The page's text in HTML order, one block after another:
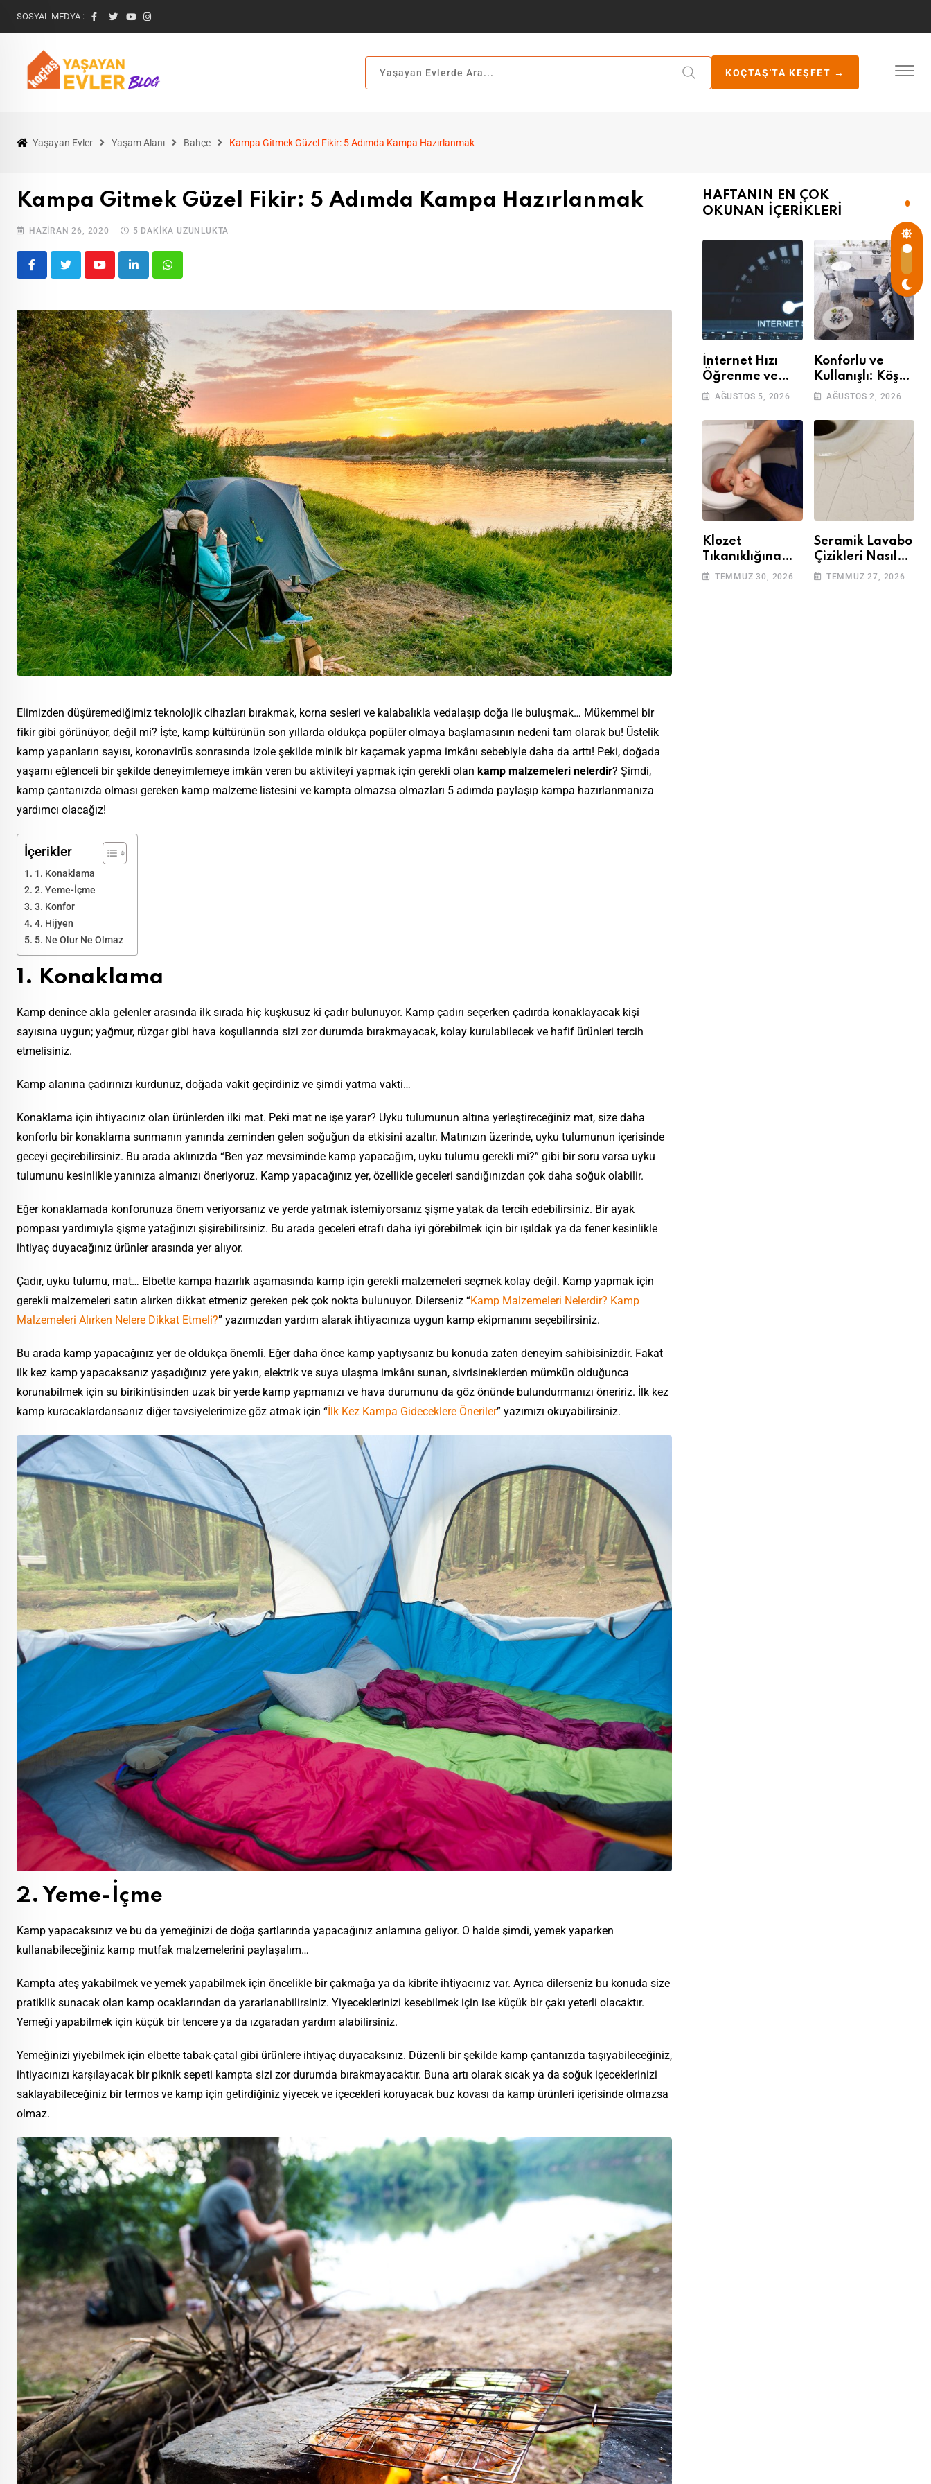
SOSYAL MEDYA :
KOÇTAŞ'TA KEŞFET →
Yaşayan Evler Yaşam Alanı Bahçe Kampa Gitmek Güzel Fikir: 5 Adımda Kampa Hazırlanmak
Kampa Gitmek Güzel Fikir: 5 Adımda Kampa Hazırlanmak
HAZIRAN 26, 2020 5 DAKIKA UZUNLUKTA
Elimizden düşüremediğimiz teknolojik cihazları bırakmak, korna sesleri ve kalabalıkla vedalaşıp doğa ile buluşmak… Mükemmel bir
fikir gibi görünüyor, değil mi? İşte, kamp kültürünün son yıllarda oldukça popüler olmaya başlamasının nedeni tam olarak bu! Üstelik
kamp yapanların sayısı, koronavirüs sonrasında izole şekilde minik bir kaçamak yapma imkânı sebebiyle daha da arttı! Peki, doğada
yaşamı eğlenceli bir şekilde deneyimlemeye imkân veren bu aktiviteyi yapmak için gerekli olan kamp malzemeleri nelerdir? Şimdi,
kamp çantanızda olması gereken kamp malzeme listesini ve kampta olmazsa olmazları 5 adımda paylaşıp kampa hazırlanmanıza
yardımcı olacağız!
İçerikler
1. Konaklama
2. Yeme-İçme
3. Konfor
4. Hijyen
5. Ne Olur Ne Olmaz
1. Konaklama
Kamp denince akla gelenler arasında ilk sırada hiç kuşkusuz ki çadır bulunuyor. Kamp çadırı seçerken çadırda konaklayacak kişi
sayısına uygun; yağmur, rüzgar gibi hava koşullarında sizi zor durumda bırakmayacak, kolay kurulabilecek ve hafif ürünleri tercih
etmelisiniz.
Kamp alanına çadırınızı kurdunuz, doğada vakit geçirdiniz ve şimdi yatma vakti…
Konaklama için ihtiyacınız olan ürünlerden ilki mat. Peki mat ne işe yarar? Uyku tulumunun altına yerleştireceğiniz mat, size daha
konforlu bir konaklama sunmanın yanında zeminden gelen soğuğun da etkisini azaltır. Matınızın üzerinde, uyku tulumunun içerisinde
geceyi geçirebilirsiniz. Bu arada aklınızda “Ben yaz mevsiminde kamp yapacağım, uyku tulumu gerekli mi?” gibi bir soru varsa uyku
tulumunu kesinlikle yanınıza almanızı öneriyoruz. Kamp yapacağınız yer, özellikle geceleri sandığınızdan çok daha soğuk olabilir.
Eğer konaklamada konforunuza önem veriyorsanız ve yerde yatmak istemiyorsanız şişme yatak da tercih edebilirsiniz. Bir ayak
pompası yardımıyla şişme yatağınızı şişirebilirsiniz. Bu arada geceleri etrafı daha iyi görebilmek için bir ışıldak ya da fener kesinlikle
ihtiyaç duyacağınız ürünler arasında yer alıyor.
Çadır, uyku tulumu, mat… Elbette kampa hazırlık aşamasında kamp için gerekli malzemeleri seçmek kolay değil. Kamp yapmak için
gerekli malzemeleri satın alırken dikkat etmeniz gereken pek çok nokta bulunuyor. Dilerseniz “Kamp Malzemeleri Nelerdir? Kamp
Malzemeleri Alırken Nelere Dikkat Etmeli?” yazımızdan yardım alarak ihtiyacınıza uygun kamp ekipmanını seçebilirsiniz.
Bu arada kamp yapacağınız yer de oldukça önemli. Eğer daha önce kamp yaptıysanız bu konuda zaten deneyim sahibisinizdir. Fakat
ilk kez kamp yapacaksanız yaşadığınız yere yakın, elektrik ve suya ulaşma imkânı sunan, sivrisineklerden mümkün olduğunca
korunabilmek için su birikintisinden uzak bir yerde kamp yapmanızı ve hava durumunu da göz önünde bulundurmanızı öneririz. İlk kez
kamp kuracaklardansanız diğer tavsiyelerimize göz atmak için “İlk Kez Kampa Gideceklere Öneriler” yazımızı okuyabilirsiniz.
2. Yeme-İçme
Kamp yapacaksınız ve bu da yemeğinizi de doğa şartlarında yapacağınız anlamına geliyor. O halde şimdi, yemek yaparken
kullanabileceğiniz kamp mutfak malzemelerini paylaşalım…
Kampta ateş yakabilmek ve yemek yapabilmek için öncelikle bir çakmağa ya da kibrite ihtiyacınız var. Ayrıca dilerseniz bu konuda size
pratiklik sunacak olan kamp ocaklarından da yararlanabilirsiniz. Yiyeceklerinizi kesebilmek için ise küçük bir çakı yeterli olacaktır.
Yemeği yapabilmek için küçük bir tencere ya da ızgaradan yardım alabilirsiniz.
Yemeğinizi yiyebilmek için elbette tabak-çatal gibi ürünlere ihtiyaç duyacaksınız. Düzenli bir şekilde kamp çantanızda taşıyabileceğiniz,
ihtiyacınızı karşılayacak bir piknik sepeti kampta sizi zor durumda bırakmayacaktır. Buna artı olarak sıcak ya da soğuk içeceklerinizi
saklayabileceğiniz bir termos ve kamp için getirdiğiniz yiyecek ve içecekleri koruyacak buz kovası da kamp ürünleri içerisinde olmazsa
olmaz.
HAFTANIN EN ÇOK
OKUNAN İÇERİKLERİ
İnternet Hızı
Öğrenme ve
Kontrol Etme
AĞUSTOS 5, 2026
Konforlu ve
Kullanışlı: Köşe
Takımları
AĞUSTOS 2, 2026
Klozet
Tıkanıklığına
Çözüm: Basit
TEMMUZ 30, 2026
Seramik Lavabo
Çizikleri Nasıl
Giderilir? Adım
TEMMUZ 27, 2026